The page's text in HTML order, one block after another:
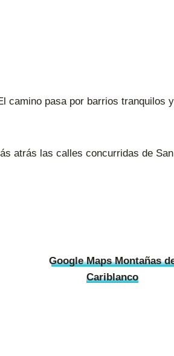
camino pasa por barrios tranquilos
atrás las calles concurridas de
Google Maps Montañas
Cariblanco